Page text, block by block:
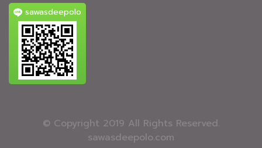
sawasdeepolo
© Copyright 2019 All Rights Reserved.
sawasdeepolo.com